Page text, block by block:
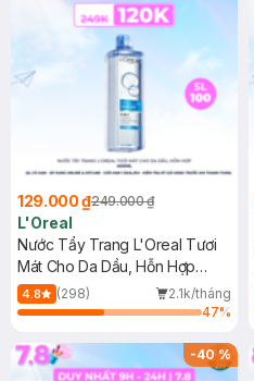
129.000 ₫249.000 ₫
L'Oreal
Nước Tẩy Trang L'Oreal Tươi
Mát Cho Da Dầu, Hỗn Hợp
400ml
4.8 (298)
2.1k/tháng
47%
-40%